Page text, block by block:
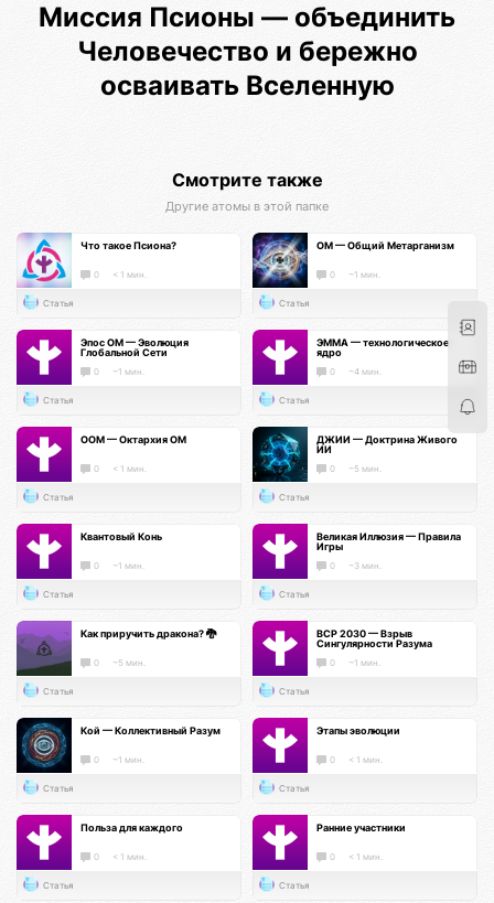
Миссия Псионы — объединить
Человечество и бережно
осваивать Вселенную
Смотрите также
Другие атомы в этой папке
Что такое Псиона?
0 < 1 мин.
Статья
ОМ — Общий Метарганизм
0 ~1 мин.
Статья
Эпос ОМ — Эволюция
Глобальной Сети
0 ~1 мин.
Статья
ЭММА — технологическое
ядро
0 ~4 мин.
Статья
ООМ — Октархия ОМ
0 < 1 мин.
Статья
ДЖИИ — Доктрина Живого
ИИ
0 ~5 мин.
Статья
Квантовый Конь
0 ~1 мин.
Статья
Великая Иллюзия — Правила
Игры
0 ~3 мин.
Статья
Как приручить дракона? 🐉
0 ~5 мин.
Статья
ВСР 2030 — Взрыв
Сингулярности Разума
0 ~1 мин.
Статья
Кой — Коллективный Разум
0 ~1 мин.
Статья
Этапы эволюции
0 < 1 мин.
Статья
Польза для каждого
0 < 1 мин.
Статья
Ранние участники
0 < 1 мин.
Статья